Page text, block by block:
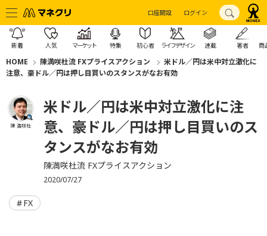
口座開設 ログイン
新着 人気 マーケット 特集 初心者 ライフデザイン 連載 著者 商
HOME 陳満咲杜流 FXプライスアクション
米ドル／円は米中対立激化に
注意、豪ドル／円は押し目買いのスタンスがなお有効
陳 満咲杜
米ドル／円は米中対立激化に注
意、豪ドル／円は押し目買いのス
タンスがなお有効
陳満咲杜流 FXプライスアクション
2020/07/27
FX